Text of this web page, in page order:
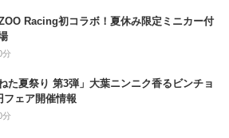
Racing初コラボ！夏休み限定ミニカー付
分
た夏祭り 第3弾」大葉ニンニク香るビンチョ
フェア開催情報
分